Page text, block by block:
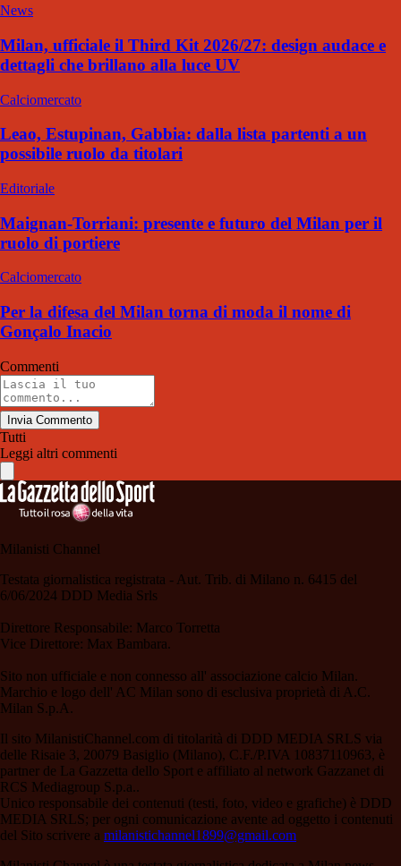
News
Milan, ufficiale il Third Kit 2026/27: design audace e
dettagli che brillano alla luce UV
Calciomercato
Leao, Estupinan, Gabbia: dalla lista partenti a un
possibile ruolo da titolari
Editoriale
Maignan-Torriani: presente e futuro del Milan per il
ruolo di portiere
Calciomercato
Per la difesa del Milan torna di moda il nome di
Gonçalo Inacio
Commenti
Invia Commento
Tutti
Leggi altri commenti
Milanisti Channel
Testata giornalistica registrata - Aut. Trib. di Milano n. 6415 del
6/06/2024 DDD Media Srls
Direttore Responsabile: Marco Torretta
Vice Direttore: Max Bambara.
Sito non ufficiale e non connesso all' associazione calcio Milan.
Marchio e logo dell' AC Milan sono di esclusiva proprietà di A.C.
Milan S.p.A.
Il sito MilanistiChannel.com di titolarità di DDD MEDIA SRLS via
delle Risaie 3, 20079 Basiglio (Milano), C.F./P.IVA 10837110963, è
partner de La Gazzetta dello Sport e affiliato al network Gazzanet di
RCS Mediagroup S.p.a..
Unico responsabile dei contenuti (testi, foto, video e grafiche) è DDD
MEDIA SRLS; per ogni comunicazione avente ad oggetto i contenuti
del Sito scrivere a milanistichannel1899@gmail.com